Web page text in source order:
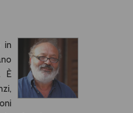
in
È